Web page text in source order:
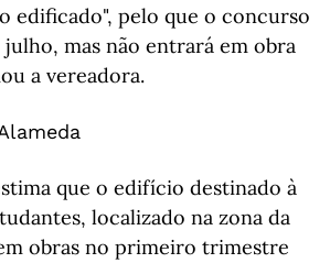
edificado", pelo que o concurso
julho, mas não entrará em obra
a vereadora.
que o edifício destinado à
localizado na zona da
obras no primeiro trimestre